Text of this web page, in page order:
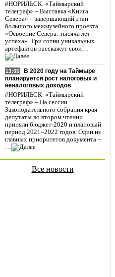
#НОРИЛЬСК. «Таймырский
телеграф» – Выставка «Книга
Севера» – завершающий этап
большого межмузейного проекта
«Освоение Севера: тысяча лет
успеха». Три сотни уникальных
артефактов расскажут свои…
13:05
В 2020 году на Таймыре
планируется рост налоговых и
неналоговых доходов
#НОРИЛЬСК. «Таймырский
телеграф» – На сессии
Законодательного собрания края
депутаты во втором чтении
приняли бюджет-2020 и плановый
период 2021–2022 годов. Один из
главных приоритетов документа –
…
Все новости